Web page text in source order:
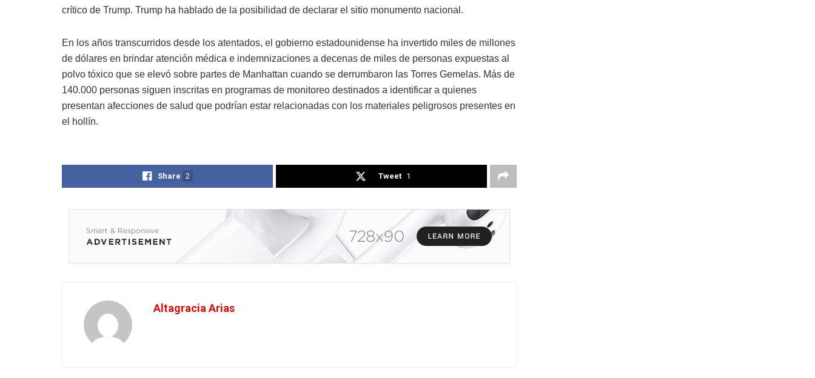
crítico de Trump. Trump ha hablado de la posibilidad de declarar el sitio monumento nacional.
En los años transcurridos desde los atentados, el gobierno estadounidense ha invertido miles de millones
de dólares en brindar atención médica e indemnizaciones a decenas de miles de personas expuestas al
polvo tóxico que se elevó sobre partes de Manhattan cuando se derrumbaron las Torres Gemelas. Más de
140.000 personas siguen inscritas en programas de monitoreo destinados a identificar a quienes
presentan afecciones de salud que podrían estar relacionadas con los materiales peligrosos presentes en
el hollín.
Share 2 Tweet 1
Altagracia Arias